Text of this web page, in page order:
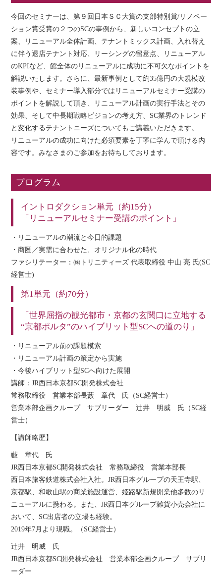
今回のセミナーは、第９回日本ＳＣ大賞の支部特別賞/リノベー
ション賞受賞の２つのSCの事例から、新しいコンセプトの立
案、リニューアル全体計画、テナントミックス計画、入れ替え
に伴う退店テナント対応、リーシングの留意点、リニューアル
のKPIなど、館全体のリニューアルに成功に不可欠なポイントを
解説いたします。さらに、最新事例として約35億円の大規模改
装事例や、セミナー導入部分ではリニューアルセミナー受講の
ポイントを解説して頂き、リニューアル計画の実行手法とその
効果、そして中長期戦略ビジョンの考え方、SC業界のトレンド
と変化するテナントニーズについてもご講義いただきます。
リニューアルの成功に向けた必須要素を丁寧に学んで頂ける内
容です。みなさまのご参加をお待ちしております。
プログラム
イントロダクション単元（約15分）
「リニューアルセミナー受講のポイント」
・リニューアルの潮流と今日的課題
・商圏／実需に合わせた、オリジナル化の時代
ファシリテーター：㈱トリニティーズ 代表取締役 中山 亮 氏(SC
経営士)
第1単元（約70分）
「世界屈指の観光都市・京都の玄関口に立地する
“京都ポルタ”のハイブリット型SCへの道のり」
・リニューアル前の課題模索
・リニューアル計画の策定から実施
・今後ハイブリット型SCへ向けた展開
講師：JR西日本京都SC開発株式会社
常務取締役 営業本部長藪 章代 氏（SC経営士）
営業本部企画クループ サブリーダー 辻井 明威 氏（SC経
営士）
【講師略歴】
藪 章代 氏
JR西日本京都SC開発株式会社 常務取締役 営業本部長
西日本旅客鉄道株式会社入社。JR西日本グループの天王寺駅、
京都駅、和歌山駅の商業施設運営、姫路駅新規開業他多数のリ
ニューアルに携わる。また、JR西日本グループ雑貨小売会社に
おいて、SC出店者の立場も経験。
2019年7月より現職。（SC経営士）
辻井 明威 氏
JR西日本京都SC開発株式会社 営業本部企画クループ サブリ
ーダー